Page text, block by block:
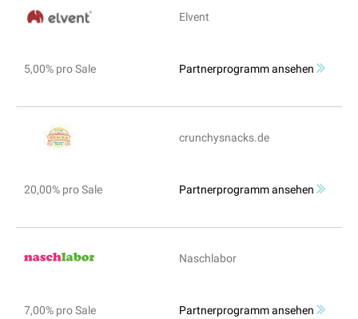
Elvent
5,00% pro Sale Partnerprogramm ansehen
crunchysnacks.de
20,00% pro Sale Partnerprogramm ansehen
Naschlabor
7,00% pro Sale Partnerprogramm ansehen